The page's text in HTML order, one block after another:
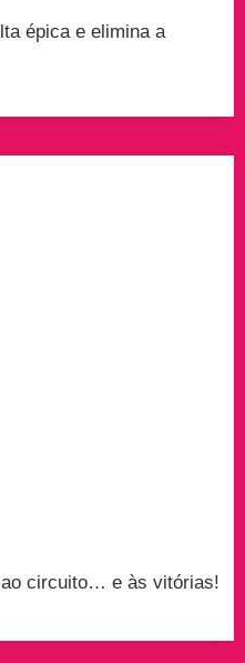
épica e elimina a
circuito… e às vitórias!